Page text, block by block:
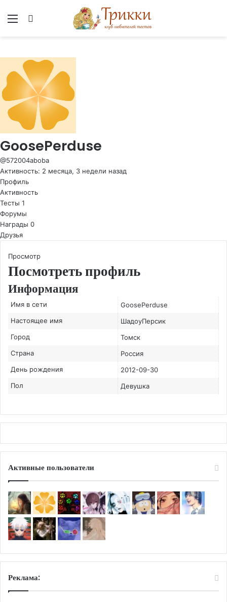
Меню
GoosePerduse
@572004aboba
Активность: 2 месяца, 3 недели назад
Профиль
Активность
Тесты 1
Форумы
Награды 0
Друзья
Просмотр
Посмотреть профиль
Информация
Имя в сети
GoosePerduse
Настоящее имя
ШадоуПерсик
Город
Томск
Страна
Россия
День рождения
2012-09-30
Пол
Девушка
Активные пользователи
Реклама: